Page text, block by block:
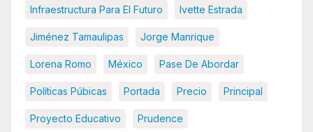
Infraestructura Para El Futuro Ivette Estrada
Jiménez Tamaulipas Jorge Manrique
Lorena Romo México Pase De Abordar
Políticas Púbicas Portada Precio Principal
Proyecto Educativo Prudence